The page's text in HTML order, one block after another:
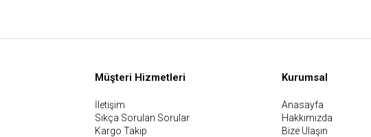
Müşteri Hizmetleri
İletişim
Sıkça Sorulan Sorular
Kargo Takip
Kurumsal
Anasayfa
Hakkımızda
Bize Ulaşın